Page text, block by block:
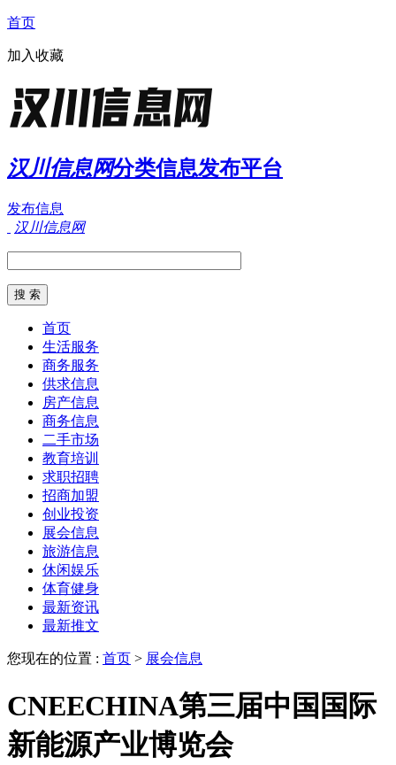
首页
加入收藏
汉川信息网分类信息发布平台
发布信息
汉川信息网
首页
生活服务
商务服务
供求信息
房产信息
商务信息
二手市场
教育培训
求职招聘
招商加盟
创业投资
展会信息
旅游信息
休闲娱乐
体育健身
最新资讯
最新推文
您现在的位置 : 首页 > 展会信息
CNEECHINA第三届中国国际
新能源产业博览会